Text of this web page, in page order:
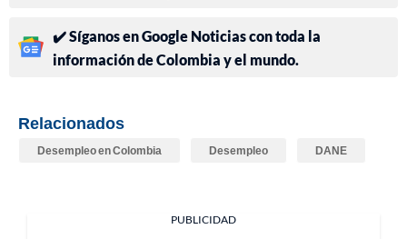
✔️ Síganos en Google Noticias con toda la
información de Colombia y el mundo.
Relacionados
Desempleo en Colombia Desempleo DANE
PUBLICIDAD